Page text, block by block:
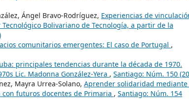
Ángel Bravo-Rodríguez, Experiencias de
Bolivariano de Tecnología, a partir de la
comunitarios emergentes: El caso de Portugal ,
principales tendencias durante la década de 1970.
Lic. Madonna González-Yera , Santiago: Núm. 150
Mayra Urrea-Solano, Aprender solidaridad mediante
futuros docentes de Primaria , Santiago: Núm. 154